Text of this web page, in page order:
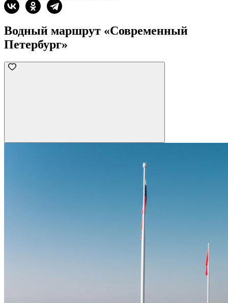
Водный маршрут «Современный
Петербург»